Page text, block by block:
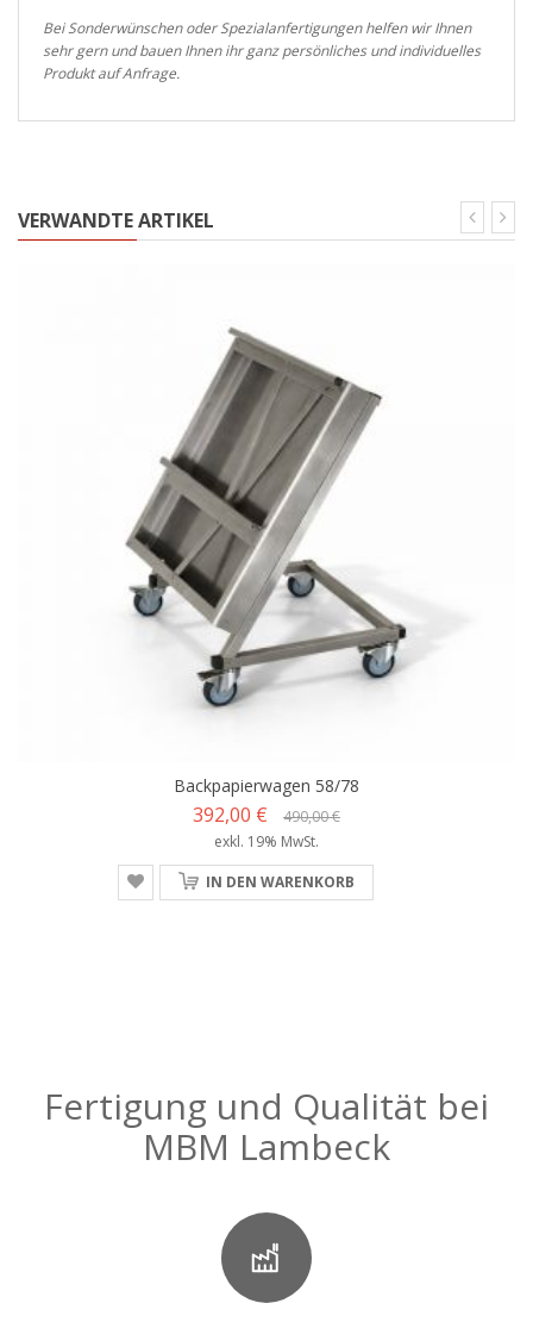
Bei Sonderwünschen oder Spezialanfertigungen helfen wir Ihnen
sehr gern und bauen Ihnen ihr ganz persönliches und individuelles
Produkt auf Anfrage.
VERWANDTE ARTIKEL
Backpapierwagen 58/78
392,00 €
490,00 €
exkl. 19% MwSt.
IN DEN WARENKORB
Fertigung und Qualität bei
MBM Lambeck